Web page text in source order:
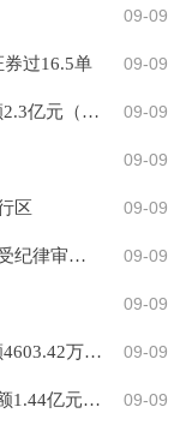
09-09
09-09
过16.5单
09-09
上实发展：融资净偿还38.65万元，融资余额2.3亿元（09-08）
09-09
09-09
区
09-09
四川金阳县芦稿镇党委副书记、镇长王川接受纪律审查和监察调查
09-09
09-09
凯立新材：融资净偿还55.34万元，融资余额4603.42万元（09-08）
09-09
华设集团：融资净偿还196.56万元，融资余额1.44亿元（09-08）